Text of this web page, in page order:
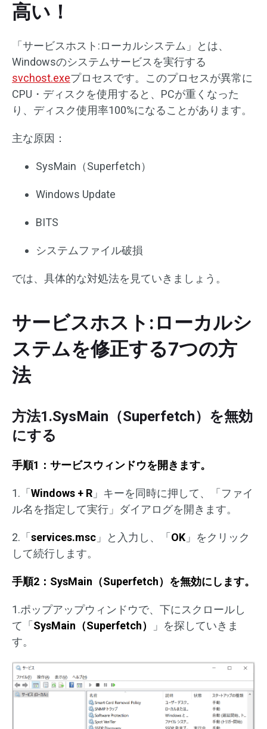
高い！
「サービスホスト:ローカルシステム」とは、
Windowsのシステムサービスを実行する
svchost.exeプロセスです。このプロセスが異常に
CPU・ディスクを使用すると、PCが重くなった
り、ディスク使用率100%になることがあります。
主な原因：
SysMain（Superfetch）
Windows Update
BITS
システムファイル破損
では、具体的な対処法を見ていきましょう。
サービスホスト:ローカルシ
ステムを修正する7つの方
法
方法1.SysMain（Superfetch）を無効
にする
手順1：サービスウィンドウを開きます。
1.「 Windows + R 」キーを同時に押して、「ファイ
ル名を指定して実行」ダイアログを開きます。
2.「 services.msc 」と入力し、「 OK 」をクリック
して続行します。
手順2：SysMain（Superfetch）を無効にします。
1.ポップアップウィンドウで、下にスクロールし
て「 SysMain（Superfetch）
」を探していきま
す。